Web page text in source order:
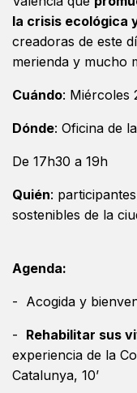
la crisis ecológica
creadoras de este
merienda y mucho
Cuándo: Miércoles
Dónde: Oficina de
De 17h30 a 19h
Quién:
sostenibles de la
Agenda:
- Acogida y
- Rehabilitar sus
experiencia de la
Catalunya, 10’